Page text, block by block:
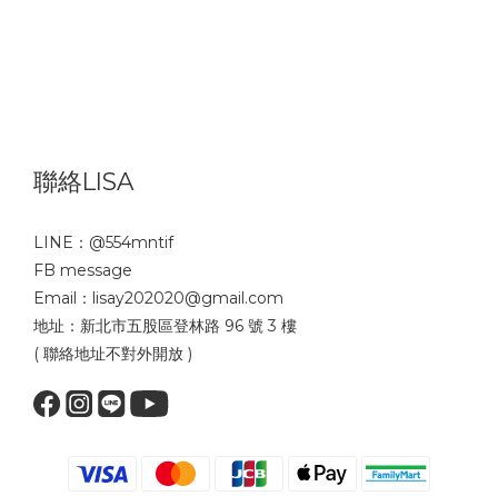
聯絡LISA
LINE： @554mntif
FB message
Email：lisay202020@gmail.com
地址：新北市五股區登林路 96 號 3 樓
( 聯絡地址不對外開放 )